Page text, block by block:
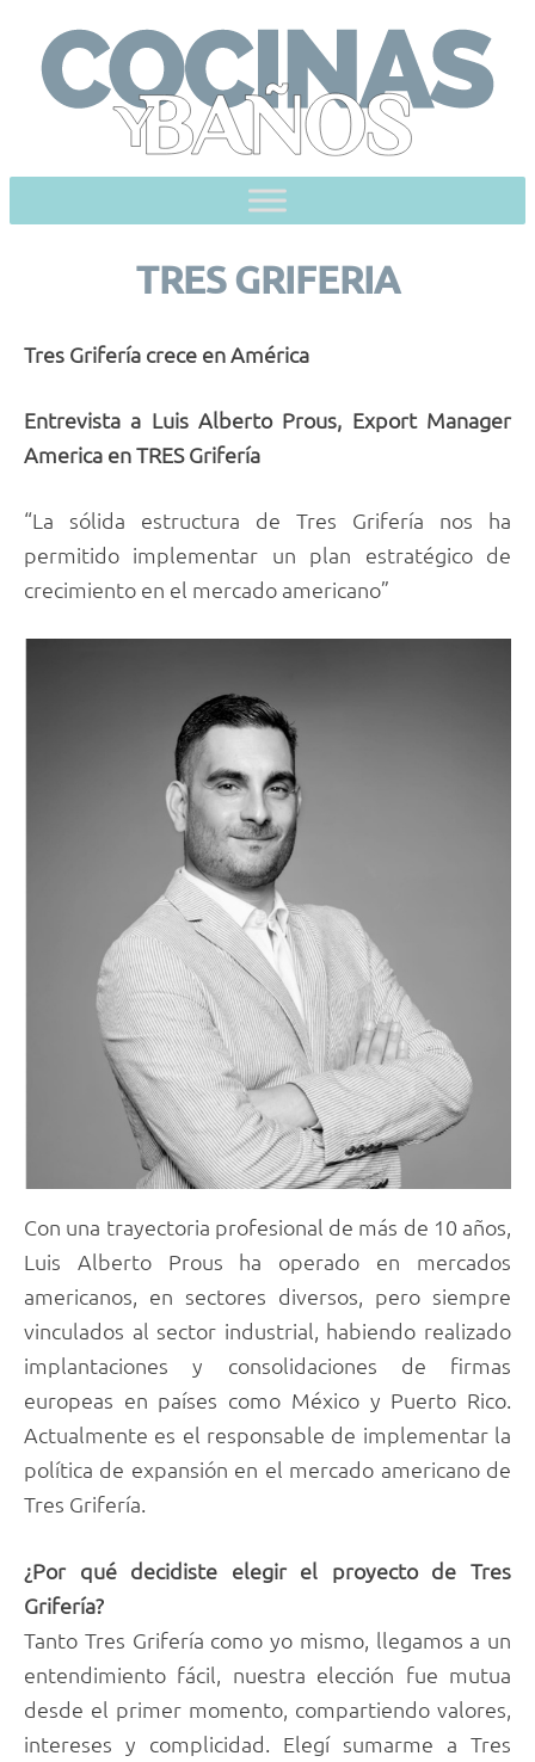
content
TRES GRIFERIA
Tres Grifería crece en América
Entrevista a Luis Alberto Prous, Export Manager
America en TRES Grifería
“La sólida estructura de Tres Grifería nos ha
permitido implementar un plan estratégico de
crecimiento en el mercado americano”
Con una trayectoria profesional de más de 10 años,
Luis Alberto Prous ha operado en mercados
americanos, en sectores diversos, pero siempre
vinculados al sector industrial, habiendo realizado
implantaciones y consolidaciones de firmas
europeas en países como México y Puerto Rico.
Actualmente es el responsable de implementar la
política de expansión en el mercado americano de
Tres Grifería.
¿Por qué decidiste elegir el proyecto de Tres
Grifería?
Tanto Tres Grifería como yo mismo, llegamos a un
entendimiento fácil, nuestra elección fue mutua
desde el primer momento, compartiendo valores,
intereses y complicidad. Elegí sumarme a Tres